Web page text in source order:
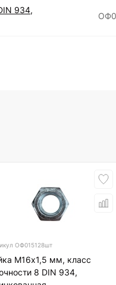
934,
ОФ015128шт
М16х1,5 мм, класс
8 DIN 934,